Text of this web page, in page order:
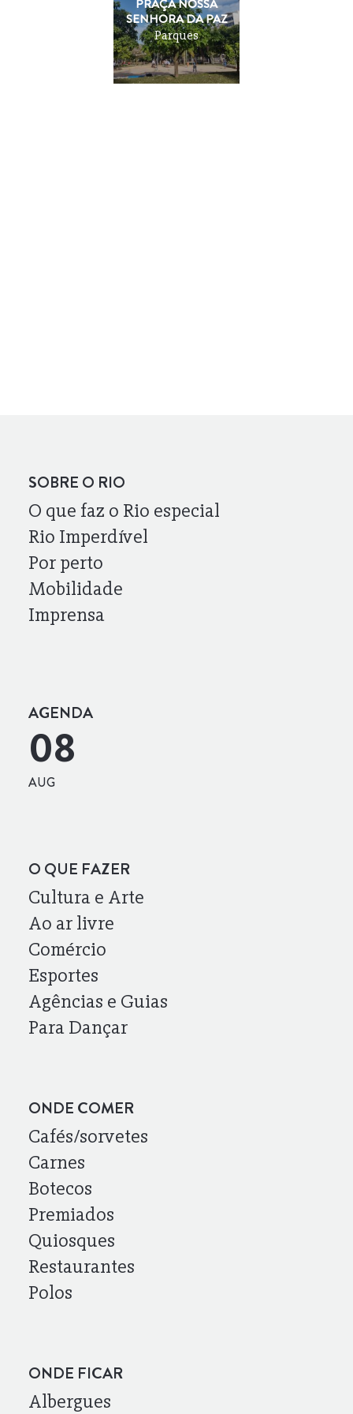
PRAÇA NOSSA
SENHORA DA PAZ
Parques
SOBRE O RIO
O que faz o Rio especial
Rio Imperdível
Por perto
Mobilidade
Imprensa
AGENDA
08
AUG
O QUE FAZER
Cultura e Arte
Ao ar livre
Comércio
Esportes
Agências e Guias
Para Dançar
ONDE COMER
Cafés/sorvetes
Carnes
Botecos
Premiados
Quiosques
Restaurantes
Polos
ONDE FICAR
Albergues